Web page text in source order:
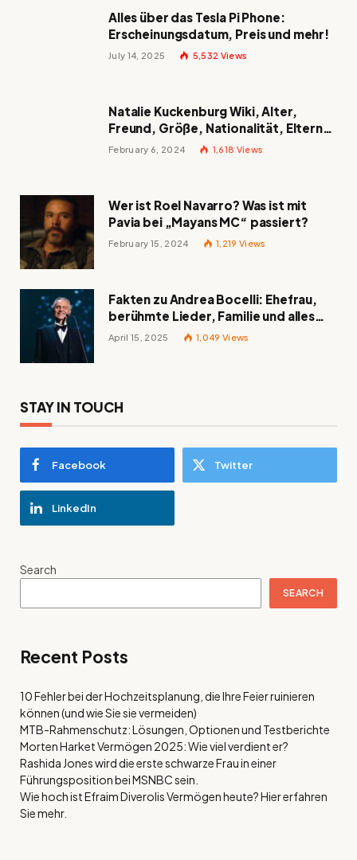
Alles über das Tesla Pi Phone:
Erscheinungsdatum, Preis und mehr!
July 14, 2025 5,532 Views
Natalie Kuckenburg Wiki, Alter,
Freund, Größe, Nationalität, Eltern
und mehr
February 6, 2024 1,618 Views
Wer ist Roel Navarro? Was ist mit
Pavia bei „Mayans MC“ passiert?
February 15, 2024 1,219 Views
Fakten zu Andrea Bocelli: Ehefrau,
berühmte Lieder, Familie und alles
Wissenswerte über den italienischen
April 15, 2025 1,049 Views
STAY IN TOUCH
Facebook Twitter
LinkedIn
Search
SEARCH
Recent Posts
10 Fehler bei der Hochzeitsplanung, die Ihre Feier ruinieren
können (und wie Sie sie vermeiden)
MTB-Rahmenschutz: Lösungen, Optionen und Testberichte
Morten Harket Vermögen 2025: Wie viel verdient er?
Rashida Jones wird die erste schwarze Frau in einer
Führungsposition bei MSNBC sein.
Wie hoch ist Efraim Diverolis Vermögen heute? Hier erfahren
Sie mehr.